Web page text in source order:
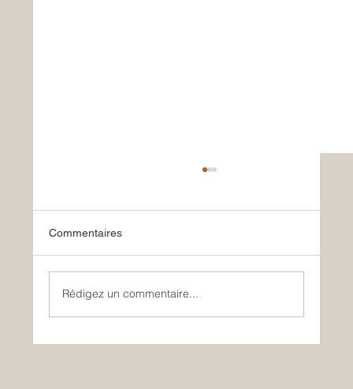
Commentaires
Rédigez un commentaire...